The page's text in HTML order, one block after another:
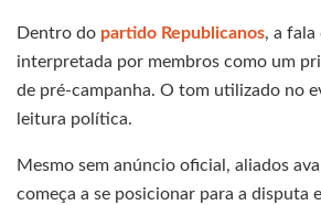
Dentro do partido Republicanos, a fala
interpretada por membros como um
de pré-campanha. O tom utilizado no
leitura política.
Mesmo sem anúncio oficial, aliados
começa a se posicionar para a disputa